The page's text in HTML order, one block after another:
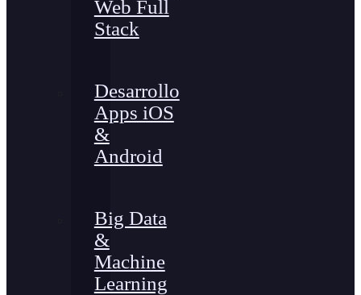
Web Full
Stack
Desarrollo
Apps iOS
&
Android
Big Data
&
Machine
Learning